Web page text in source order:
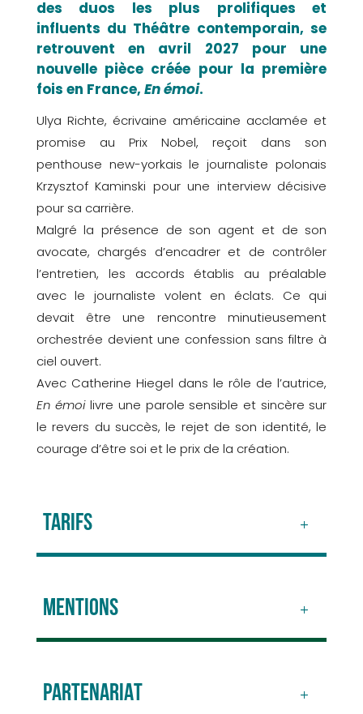
des duos les plus prolifiques et
influents du Théâtre contemporain, se
retrouvent en avril 2027 pour une
nouvelle pièce créée pour la première
fois en France, En émoi.
Ulya Richte, écrivaine américaine acclamée et
promise au Prix Nobel, reçoit dans son
penthouse new-yorkais le journaliste polonais
Krzysztof Kaminski pour une interview décisive
pour sa carrière.
Malgré la présence de son agent et de son
avocate, chargés d’encadrer et de contrôler
l’entretien, les accords établis au préalable
avec le journaliste volent en éclats. Ce qui
devait être une rencontre minutieusement
orchestrée devient une confession sans filtre à
ciel ouvert.
Avec Catherine Hiegel dans le rôle de l’autrice,
En émoilivre une parole sensible et sincère sur
le revers du succès, le rejet de son identité, le
courage d’être soi et le prix de la création.
TARIFS
MENTIONS
PARTENARIAT